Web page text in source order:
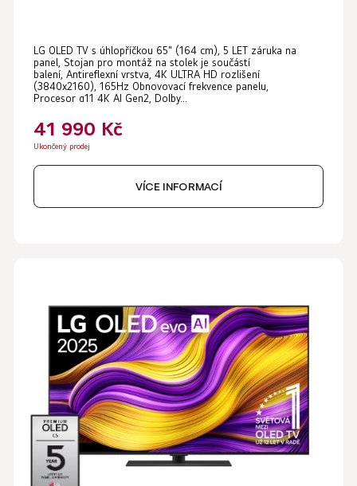
LG OLED TV s úhlopříčkou 65" (164 cm), 5 LET záruka na
panel, Stojan pro montáž na stolek je součástí
balení, Antireflexní vrstva, 4K ULTRA HD rozlišení
(3840x2160), 165Hz Obnovovací frekvence panelu,
Procesor α11 4K AI Gen2, Dolby...
41 990 Kč
Ukončený prodej
VÍCE INFORMACÍ